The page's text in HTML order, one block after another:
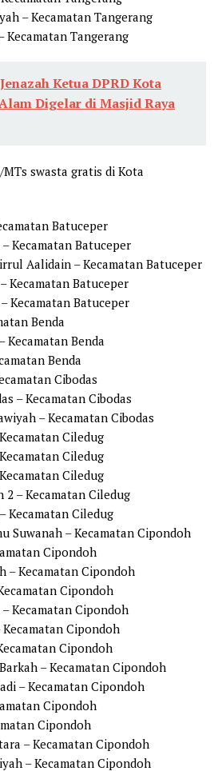
– Kecamatan Tangerang
Kecamatan Tangerang
Ketua DPRD Kota
Digelar di Masjid Raya
swasta gratis di Kota
Batuceper
Kecamatan Batuceper
Aalidain – Kecamatan Batuceper
Kecamatan Batuceper
Kecamatan Batuceper
Benda
Kecamatan Benda
Benda
Cibodas
– Kecamatan Cibodas
– Kecamatan Cibodas
Ciledug
Ciledug
Ciledug
2 – Kecamatan Ciledug
Kecamatan Ciledug
Suwanah – Kecamatan Cipondoh
Cipondoh
– Kecamatan Cipondoh
Cipondoh
Kecamatan Cipondoh
Cipondoh
Cipondoh
– Kecamatan Cipondoh
– Kecamatan Cipondoh
Cipondoh
Cipondoh
– Kecamatan Cipondoh
– Kecamatan Cipondoh